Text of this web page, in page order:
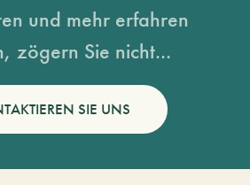
und mehr erfahren
zögern Sie nicht...
SIE UNS